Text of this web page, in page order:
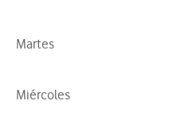
Martes
Miércoles